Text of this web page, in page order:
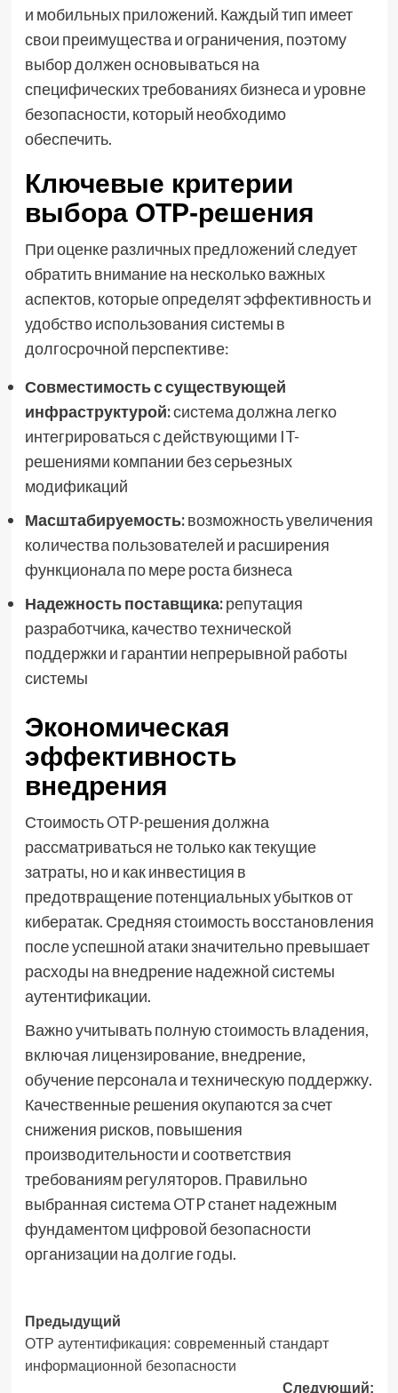
и мобильных приложений. Каждый тип имеет
свои преимущества и ограничения, поэтому
выбор должен основываться на
специфических требованиях бизнеса и уровне
безопасности, который необходимо
обеспечить.
Ключевые критерии
выбора OTP-решения
При оценке различных предложений следует
обратить внимание на несколько важных
аспектов, которые определят эффективность и
удобство использования системы в
долгосрочной перспективе:
Совместимость с существующей
инфраструктурой:система должна легко
интегрироваться с действующими IT-
решениями компании без серьезных
модификаций
Масштабируемость:возможность увеличения
количества пользователей и расширения
функционала по мере роста бизнеса
Надежность поставщика:репутация
разработчика, качество технической
поддержки и гарантии непрерывной работы
системы
Экономическая
эффективность
внедрения
Стоимость OTP-решения должна
рассматриваться не только как текущие
затраты, но и как инвестиция в
предотвращение потенциальных убытков от
кибератак. Средняя стоимость восстановления
после успешной атаки значительно превышает
расходы на внедрение надежной системы
аутентификации.
Важно учитывать полную стоимость владения,
включая лицензирование, внедрение,
обучение персонала и техническую поддержку.
Качественные решения окупаются за счет
снижения рисков, повышения
производительности и соответствия
требованиям регуляторов. Правильно
выбранная система OTP станет надежным
фундаментом цифровой безопасности
организации на долгие годы.
Навигация
записи
Предыдущий
OTP аутентификация: современный стандарт
информационной безопасности
Следующий: